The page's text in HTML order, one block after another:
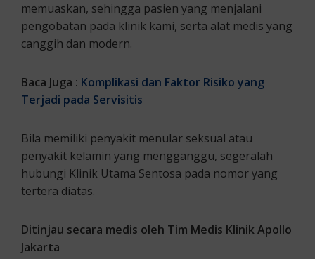
memuaskan, sehingga pasien yang menjalani
pengobatan pada klinik kami, serta alat medis yang
canggih dan modern.
Baca Juga : Komplikasi dan Faktor Risiko yang
Terjadi pada Servisitis
Bila memiliki penyakit menular seksual atau
penyakit kelamin yang mengganggu, segeralah
hubungi Klinik Utama Sentosa pada nomor yang
tertera diatas.
Ditinjau secara medis oleh Tim Medis Klinik Apollo
Jakarta